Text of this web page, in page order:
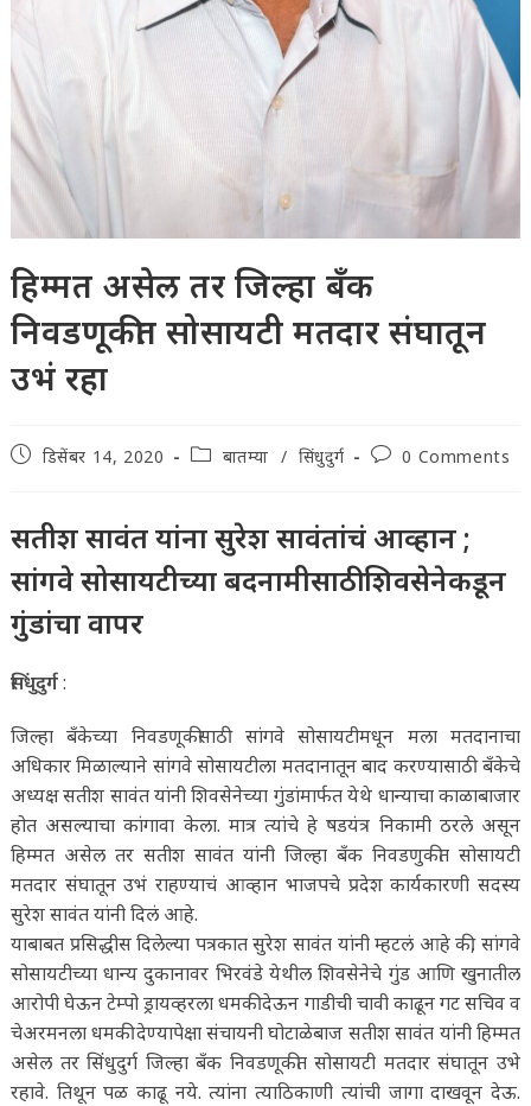
हिम्मत असेल तर जिल्हा बँक
निवडणूकीत सोसायटी मतदार संघातून
उभं रहा
Postडिसेंबर 14, 2020
Postबातम्या / सिंधुदुर्ग
Post0 Comments
सतीश सावंत यांना सुरेश सावंतांचं आव्हान ;
सांगवे सोसायटीच्या बदनामीसाठी शिवसेनेकडून
गुंडांचा वापर
सिंधुदुर्ग:
जिल्हा बँकेच्या निवडणूकीसाठी सांगवे सोसायटीमधून मला मतदानाचा
अधिकार मिळाल्याने सांगवे सोसायटीला मतदानातून बाद करण्यासाठी बँकेचे
अध्यक्ष सतीश सावंत यांनी शिवसेनेच्या गुंडांमार्फत येथे धान्याचा काळाबाजार
होत असल्याचा कांगावा केला. मात्र त्यांचे हे षडयंत्र निकामी ठरले असून
हिम्मत असेल तर सतीश सावंत यांनी जिल्हा बँक निवडणुकीत सोसायटी
मतदार संघातून उभं राहण्याचं आव्हान भाजपचे प्रदेश कार्यकारणी सदस्य
सुरेश सावंत यांनी दिलं आहे.
याबाबत प्रसिद्धीस दिलेल्या पत्रकात सुरेश सावंत यांनी म्हटलं आहे की, सांगवे
सोसायटीच्या धान्य दुकानावर भिरवंडे येथील शिवसेनेचे गुंड आणि खुनातील
आरोपी घेऊन टेम्पो ड्रायव्हरला धमकी देऊन गाडीची चावी काढून गट सचिव व
चेअरमनला धमकी देण्यापेक्षा संचायनी घोटाळेबाज सतीश सावंत यांनी हिम्मत
असेल तर सिंधुदुर्ग जिल्हा बँक निवडणूकीत सोसायटी मतदार संघातून उभे
रहावे. तिथून पळ काढू नये. त्यांना त्याठिकाणी त्यांची जागा दाखवून देऊ.